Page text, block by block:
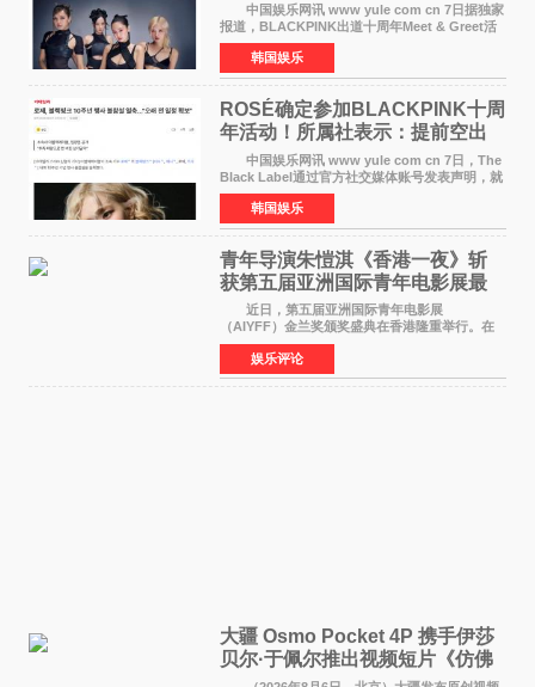
中国娱乐网讯 www yule com cn 7日据独家
报道，BLACKPINK出道十周年Meet & Greet活
动将由智秀、ROS&Eacute;、JENNIE出席，
LISA将缺席。 此前BLACKPINK所属社YG并
未为组合出道十周年做
韩国娱乐
ROSÉ确定参加BLACKPINK十周
年活动！所属社表示：提前空出
了时间
中国娱乐网讯 www yule com cn 7日，The
Black Label通过官方社交媒体账号发表声明，就
近期网络上关于ROS&Eacute;个人行程及是否参
加BLACKPINK出道纪念活动的种种猜测作出正
式回应。 Th
韩国娱乐
青年导演朱愷淇《香港一夜》斩
获第五届亚洲国际青年电影展最
佳剧本改编奖
近日，第五届亚洲国际青年电影展
（AIYFF）金兰奖颁奖盛典在香港隆重举行。在
这场汇聚数百位海内外电影人、文化界人士及媒
体代表的亚洲青年影视盛会上，香港本土电影
《香港一夜》（Dawn in Ho
娱乐评论
大疆 Osmo Pocket 4P 携手伊莎
贝尔·于佩尔推出视频短片《仿佛
相识》